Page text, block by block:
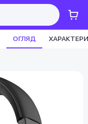
ОГЛЯД